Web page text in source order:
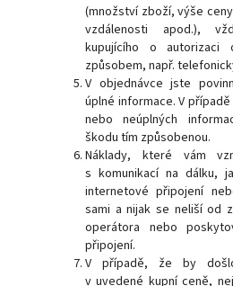
(množství zboží, výše
vzdálenosti apod.),
kupujícího o autorizaci
způsobem, např.
V objednávce jste
úplné informace. V
nebo neúplných
škodu tím způsobenou.
Náklady, které vám
s komunikací na dálku,
internetové připojení
sami a nijak se neliší od
operátora nebo
připojení.
V případě, že by
v uvedené kupní ceně,